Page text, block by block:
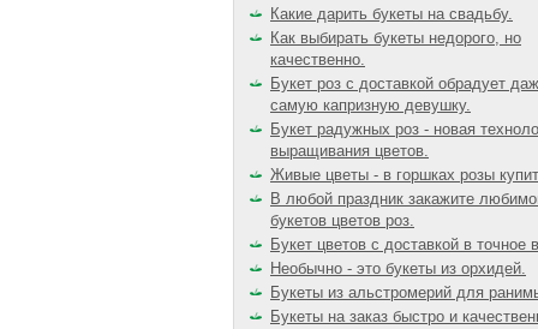
Какие дарить букеты на свадьбу.
Как выбирать букеты недорого, но
качественно.
Букет роз с доставкой обрадует
самую капризную девушку.
Букет радужных роз - новая
выращивания цветов.
Живые цветы - в горшках розы
В любой праздник закажите
букетов цветов роз.
Букет цветов с доставкой в точное
Необычно - это букеты из орхидей.
Букеты из альстромерий для
Букеты на заказ быстро и